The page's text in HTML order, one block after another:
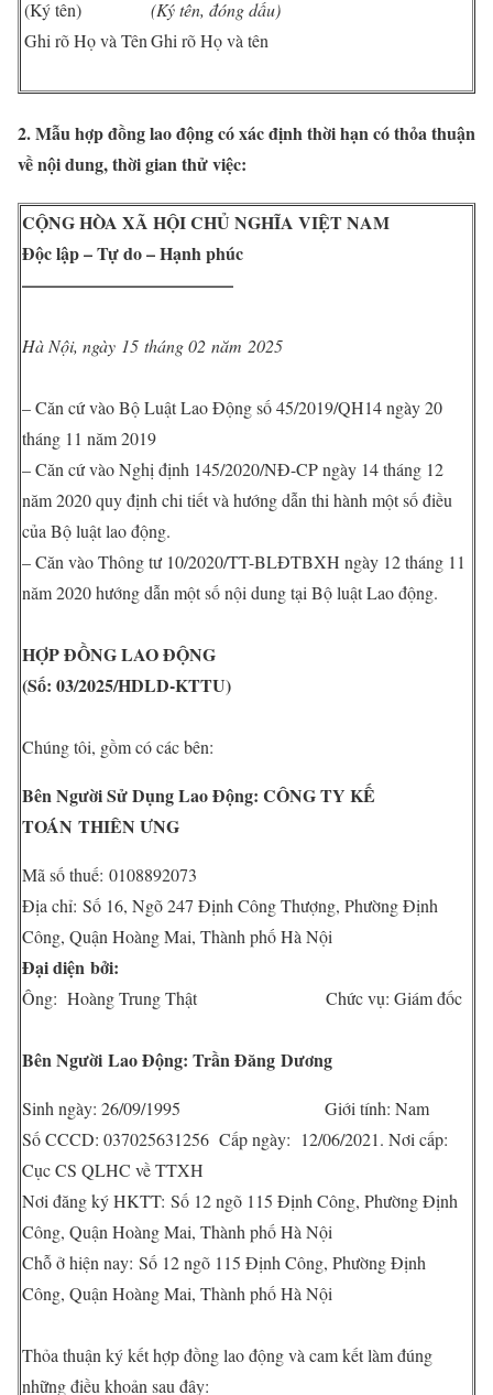
(Ký tên)
Ghi rõ Họ và Tên
(Ký tên, đóng dấu)
Ghi rõ Họ và tên
2. Mẫu hợp đồng lao động có xác định thời hạn có thỏa thuận
về nội dung, thời gian thử việc:
CỘNG HÒA XÃ HỘI CHỦ NGHĨA VIỆT NAM
Độc lập – Tự do – Hạnh phúc
————————————
Hà Nội, ngày 15 tháng 02 năm 2025
– Căn cứ vào Bộ Luật Lao Động số 45/2019/QH14 ngày 20
tháng 11 năm 2019
– Căn cứ vào Nghị định 145/2020/NĐ-CP ngày 14 tháng 12
năm 2020 quy định chi tiết và hướng dẫn thi hành một số điều
của Bộ luật lao động.
– Căn vào Thông tư 10/2020/TT-BLĐTBXH ngày 12 tháng 11
năm 2020 hướng dẫn một số nội dung tại Bộ luật Lao động.
HỢP ĐỒNG LAO ĐỘNG
(Số: 03/2025/HDLD-KTTU)
Chúng tôi, gồm có các bên:
Bên Người Sử Dụng Lao Động: CÔNG TY KẾ
TOÁN THIÊN ƯNG
Mã số thuế: 0108892073
Địa chỉ: Số 16, Ngõ 247 Định Công Thượng, Phường Định
Công, Quận Hoàng Mai, Thành phố Hà Nội
Đại diện bởi:
Ông: Hoàng Trung Thật Chức vụ: Giám đốc
Bên Người Lao Động: Trần Đăng Dương
Sinh ngày: 26/09/1995 Giới tính: Nam
Số CCCD: 037025631256 Cấp ngày: 12/06/2021. Nơi cấp:
Cục CS QLHC về TTXH
Nơi đăng ký HKTT: Số 12 ngõ 115 Định Công, Phường Định
Công, Quận Hoàng Mai, Thành phố Hà Nội
Chỗ ở hiện nay: Số 12 ngõ 115 Định Công, Phường Định
Công, Quận Hoàng Mai, Thành phố Hà Nội
Thỏa thuận ký kết hợp đồng lao động và cam kết làm đúng
những điều khoản sau đây: